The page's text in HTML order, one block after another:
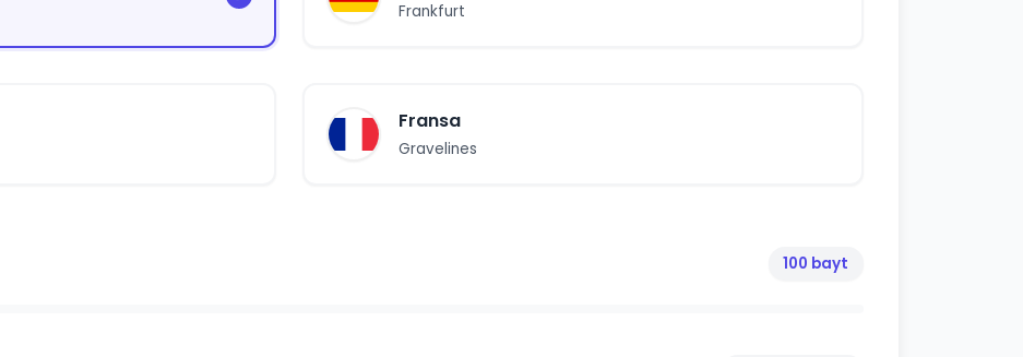
Frankfurt
Fransa
Gravelines
100 bayt